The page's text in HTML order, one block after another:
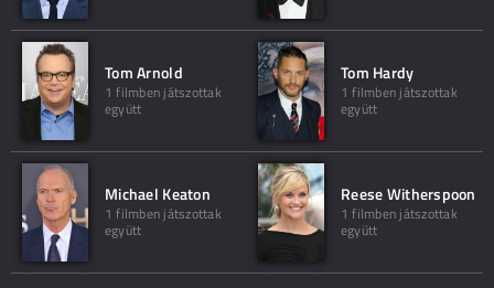
Tom Arnold
1 filmben játszottak
együtt
Tom Hardy
1 filmben játszottak
együtt
Michael Keaton
1 filmben játszottak
együtt
Reese Witherspoon
1 filmben játszottak
együtt